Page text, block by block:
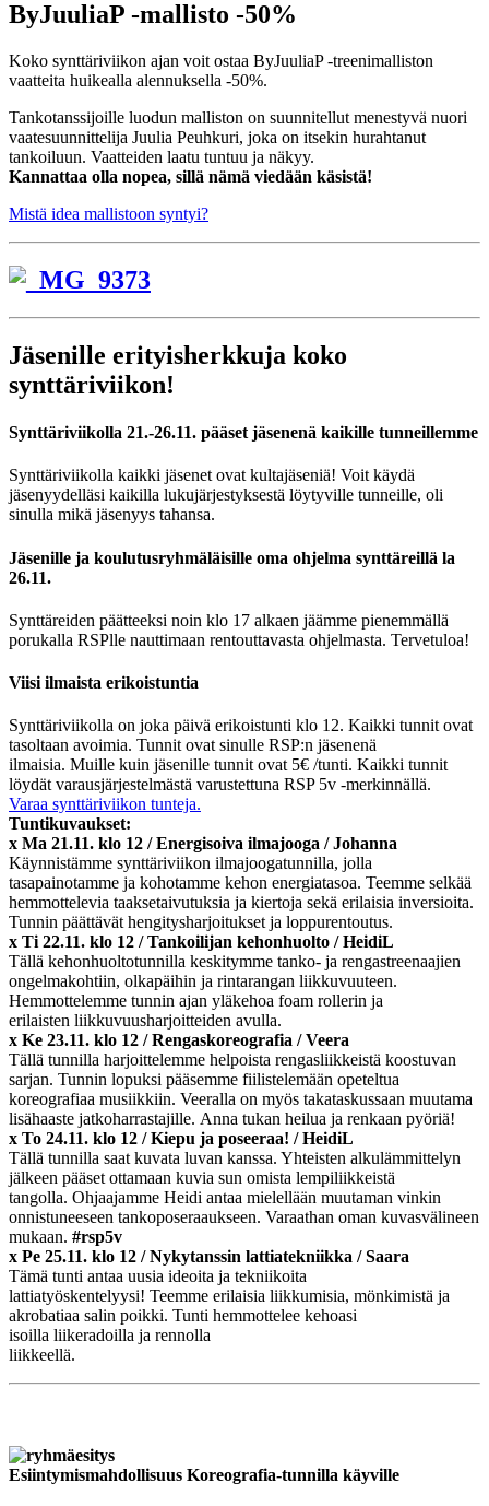
ByJuuliaP -mallisto -50%
Koko synttäriviikon ajan voit ostaa ByJuuliaP -treenimalliston
vaatteita huikealla alennuksella -50%.
Tankotanssijoille luodun malliston on suunnitellut menestyvä nuori
vaatesuunnittelija Juulia Peuhkuri, joka on itsekin hurahtanut
tankoiluun. Vaatteiden laatu tuntuu ja näkyy.
Kannattaa olla nopea, sillä nämä viedään käsistä!
Mistä idea mallistoon syntyi?
Jäsenille erityisherkkuja koko
synttäriviikon!
Synttäriviikolla 21.-26.11. pääset jäsenenä kaikille tunneillemme
Synttäriviikolla kaikki jäsenet ovat kultajäseniä! Voit käydä
jäsenyydelläsi kaikilla lukujärjestyksestä löytyville tunneille, oli
sinulla mikä jäsenyys tahansa.
Jäsenille ja koulutusryhmäläisille oma ohjelma synttäreillä la
26.11.
Synttäreiden päätteeksi noin klo 17 alkaen jäämme pienemmällä
porukalla RSPlle nauttimaan rentouttavasta ohjelmasta. Tervetuloa!
Viisi ilmaista erikoistuntia
Synttäriviikolla on joka päivä erikoistunti klo 12. Kaikki tunnit ovat
tasoltaan avoimia. Tunnit ovat sinulle RSP:n jäsenenä
ilmaisia. Muille kuin jäsenille tunnit ovat 5€ /tunti. Kaikki tunnit
löydät varausjärjestelmästä varustettuna RSP 5v -merkinnällä.
Varaa synttäriviikon tunteja.
Tuntikuvaukset:
x Ma 21.11. klo 12 / Energisoiva ilmajooga / Johanna
Käynnistämme synttäriviikon ilmajoogatunnilla, jolla
tasapainotamme ja kohotamme kehon energiatasoa. Teemme selkää
hemmottelevia taaksetaivutuksia ja kiertoja sekä erilaisia inversioita.
Tunnin päättävät hengitysharjoitukset ja loppurentoutus.
x Ti 22.11. klo 12 / Tankoilijan kehonhuolto / HeidiL
Tällä kehonhuoltotunnilla keskitymme tanko- ja rengastreenaajien
ongelmakohtiin, olkapäihin ja rintarangan liikkuvuuteen.
Hemmottelemme tunnin ajan yläkehoa foam rollerin ja
erilaisten liikkuvuusharjoitteiden avulla.
x Ke 23.11. klo 12 / Rengaskoreografia / Veera
Tällä tunnilla harjoittelemme helpoista rengasliikkeistä koostuvan
sarjan. Tunnin lopuksi pääsemme fiilistelemään opeteltua
koreografiaa musiikkiin. Veeralla on myös takataskussaan muutama
lisähaaste jatkoharrastajille. Anna tukan heilua ja renkaan pyöriä!
x To 24.11. klo 12 / Kiepu ja poseeraa! / HeidiL
Tällä tunnilla saat kuvata luvan kanssa. Yhteisten alkulämmittelyn
jälkeen pääset ottamaan kuvia sun omista lempiliikkeistä
tangolla. Ohjaajamme Heidi antaa mielellään muutaman vinkin
onnistuneeseen tankoposeraaukseen. Varaathan oman kuvasvälineen
mukaan. #rsp5v
x Pe 25.11. klo 12 / Nykytanssin lattiatekniikka / Saara
Tämä tunti antaa uusia ideoita ja tekniikoita
lattiatyöskentelyysi! Teemme erilaisia liikkumisia, mönkimistä ja
akrobatiaa salin poikki. Tunti hemmottelee kehoasi
isoilla liikeradoilla ja rennolla
liikkeellä.
Esiintymismahdollisuus Koreografia-tunnilla käyville